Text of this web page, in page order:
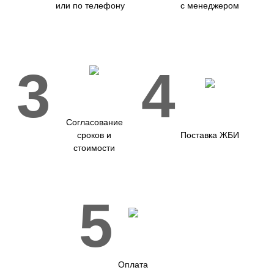
или по телефону
с менеджером
3
Согласование
сроков и
стоимости
4
Поставка ЖБИ
5
Оплата